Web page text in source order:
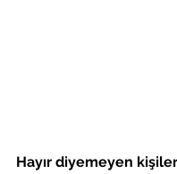
Hayır diyemeyen